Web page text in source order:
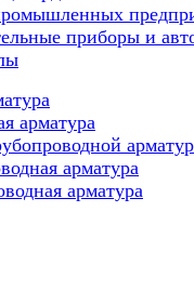
приборы и
арматура
арматура
арматура